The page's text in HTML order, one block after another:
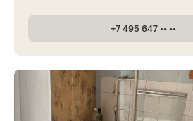
+7 495 647 •• ••